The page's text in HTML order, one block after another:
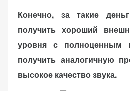
Конечно, за такие
получить хороший
уровня с полноценным
получить аналогичную
высокое качество звука.